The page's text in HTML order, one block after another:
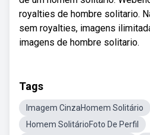
royalties de hombre solitario.
sem royalties, imagens
imagens de hombre solitario.
Tags
Imagem CinzaHomem Solitário
Homem SolitárioFoto De Perfil